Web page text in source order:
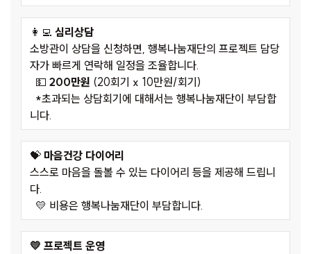
👩‍💻 심리상담
소방관이 상담을 신청하면, 행복나눔재단의 프로젝트 담당
자가 빠르게 연락해 일정을 조율합니다.
💵 200만원 (20회기 x 10만원/회기)
*초과되는 상담회기에 대해서는 행복나눔재단이 부담합
니다.
💝 마음건강 다이어리
스스로 마음을 돌볼 수 있는 다이어리 등을 제공해 드립니
다.
💛 비용은 행복나눔재단이 부담합니다.
💛 프로젝트 운영